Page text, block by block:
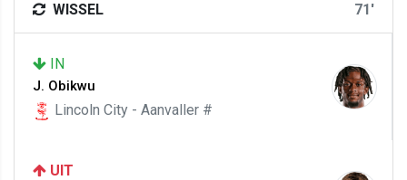
WISSEL 71'
IN
J. Obikwu
Lincoln City - Aanvaller #
UIT